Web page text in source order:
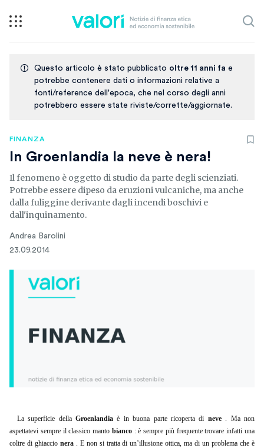
Questo articolo è stato pubblicato oltre 11 anni fa e
potrebbe contenere dati o informazioni relative a
fonti/reference dell'epoca, che nel corso degli anni
potrebbero essere state riviste/corrette/aggiornate.
FINANZA
In Groenlandia la neve è nera!
Il fenomeno è oggetto di studio da parte degli scienziati.
Potrebbe essere dipeso da eruzioni vulcaniche, ma anche
dalla fuliggine derivante dagli incendi boschivi e
dall'inquinamento.
Andrea Barolini
23.09.2014
La superficie dellaGroenlandia è in buona parte ricoperta di neve . Ma non
aspettatevi sempre il classico manto bianco : è sempre più frequente trovare infatti una
coltre di ghiaccio nera . E non si tratta di un’illusione ottica, ma di un problema che è